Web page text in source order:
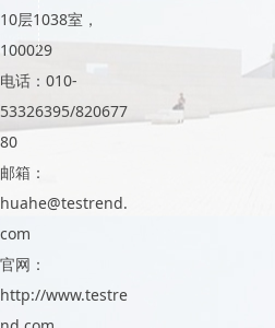
10层1038室，
100029
电话：010-
53326395/820677
80
邮箱：
huahe@testrend.
com
官网：
http://www.testre